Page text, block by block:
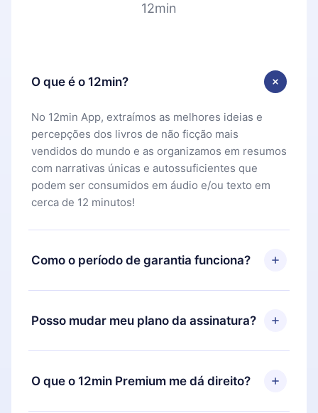
12min
O que é o 12min?
No 12min App, extraímos as melhores ideias e
percepções dos livros de não ficção mais
vendidos do mundo e as organizamos em resumos
com narrativas únicas e autossuficientes que
podem ser consumidos em áudio e/ou texto em
cerca de 12 minutos!
Como o período de garantia funciona?
Você pode baixar nosso aplicativo e começar a
aproveitar nossa biblioteca. Se por algum motivo
não ficar satisfeito com nossa plataforma, basta
e solicitar o reembolso do valor. Você receberá
Posso mudar meu plano da assinatura?
Sim, mas a mudança só se aplicará a partir do
próximo período de cobrança. Por exemplo, se
você decidiu mudar sua assinatura mensal para
O que o 12min Premium me dá direito?